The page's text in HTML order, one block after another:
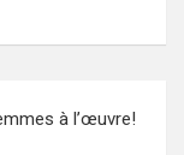
à l’œuvre!